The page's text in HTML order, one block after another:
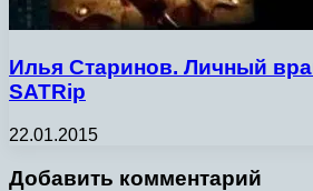
Илья Старинов. Личный
SATRip
22.01.2015
Добавить комментарий